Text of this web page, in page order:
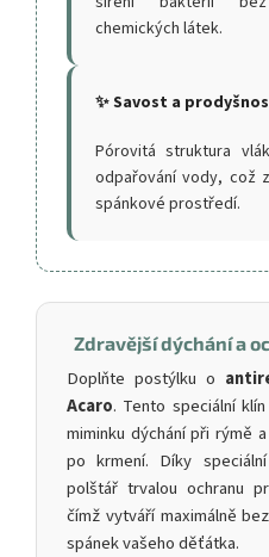
chemických látek.
✨ Savost a
Pórovitá struktura
odpařování vody, což
spánkové prostředí.
Zdravější dýchání a
Doplňte postýlku o
Acaro. Tento speciální
miminku dýchání při rýmě
po krmení. Díky
polštář trvalou ochranu
čímž vytváří maximálně
spánek vašeho děťátka.